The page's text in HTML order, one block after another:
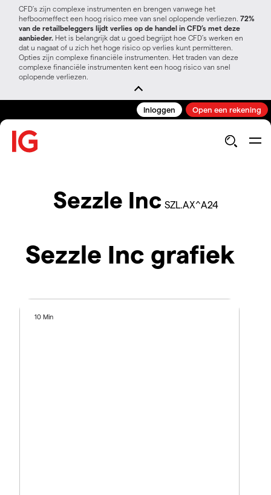
CFD’s zijn complexe instrumenten en brengen vanwege het
hefboomeffect een hoog risico mee van snel oplopende verliezen. 72%
van de retailbeleggers lijdt verlies op de handel in CFD’s met deze
aanbieder. Het is belangrijk dat u goed begrijpt hoe CFD's werken en
dat u nagaat of u zich het hoge risico op verlies kunt permitteren.
Opties zijn complexe financiële instrumenten. Het traden van deze
complexe financiële instrumenten kent een hoog risico van snel
oplopende verliezen.
Inloggen Open een rekening
Sezzle Inc SZL.AX^A24
Sezzle Inc grafiek
10 Min